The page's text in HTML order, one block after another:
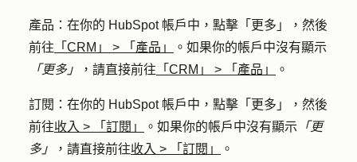
產品 ：在你的 HubSpot 帳戶中，點擊 「更多」
，然後
前往 「CRM」 > 「產品」
。如果你的帳戶中沒有顯示
「更多」
，請直接前往 「CRM」 > 「產品」 。
訂閱 ：在你的 HubSpot 帳戶中，點擊 「更多」
，然後
前往收入 > 「訂閱」 。如果你的帳戶中沒有顯示 「更
多」
，請直接前往收入 > 「訂閱」 。